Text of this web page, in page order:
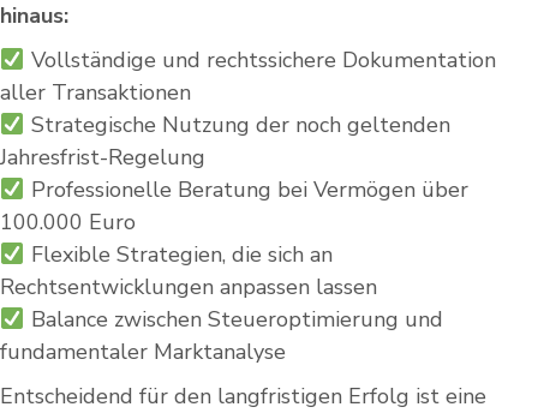
hinaus:
Vollständige und rechtssichere Dokumentation
aller Transaktionen
Strategische Nutzung der noch geltenden
Jahresfrist-Regelung
Professionelle Beratung bei Vermögen über
100.000 Euro
Flexible Strategien, die sich an
Rechtsentwicklungen anpassen lassen
Balance zwischen Steueroptimierung und
fundamentaler Marktanalyse
Entscheidend für den langfristigen Erfolg ist eine